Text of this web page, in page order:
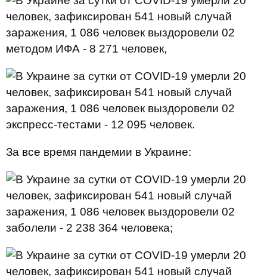
методом ИФА - 8 271 человек,
экспресс-тестами - 12 095 человек.
За все время пандемии в Украине:
заболели - 2 238 364 человека;